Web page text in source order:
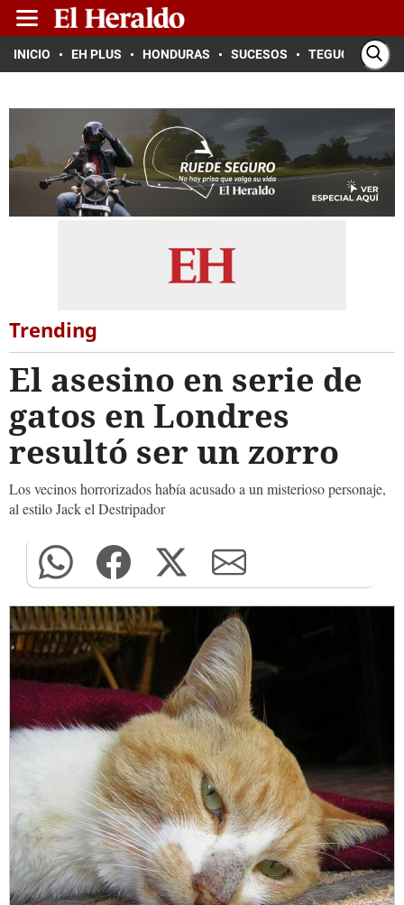
INICIO EH PLUS HONDURAS SUCESOS TEGUCIGALPA
Trending
El asesino en serie de
gatos en Londres
resultó ser un zorro
Los vecinos horrorizados había acusado a un misterioso personaje,
al estilo Jack el Destripador